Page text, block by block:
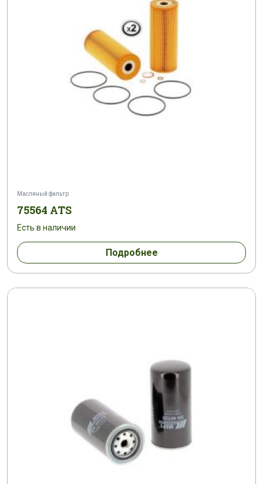
Масляный фильтр
75564 ATS
Есть в наличии
Подробнее